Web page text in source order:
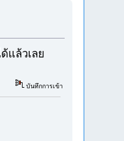
แล้วเลย
บันทึกการเข้า